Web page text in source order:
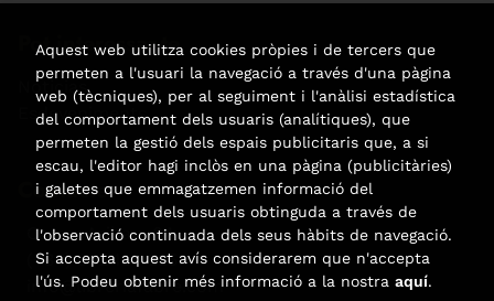
Pot interessar-te
Noticias
Esdeveniments
Contacte
Carrer Aribau, 84
(+34) 932 160 225
info@libreriafabre.com
Aquest web utilitza cookies pròpies i de tercers que
permeten a l'usuari la navegació a través d'una pàgina
web (tècniques), per al seguiment i l'anàlisi estadística
del comportament dels usuaris (analítiques), que
permeten la gestió dels espais publicitaris que, a si
escau, l'editor hagi inclòs en una pàgina (publicitàries)
i galetes que emmagatzemen informació del
comportament dels usuaris obtinguda a través de
l'observació continuada dels seus hàbits de navegació.
Si accepta aquest avís considerarem que n'accepta
l'ús. Podeu obtenir més informació a la nostra aquí.